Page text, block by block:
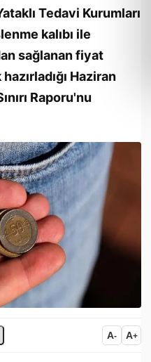
Tedavi Kurumları
kalıbı ile
sağlanan fiyat
Haziran
Raporu'nu
A- A+